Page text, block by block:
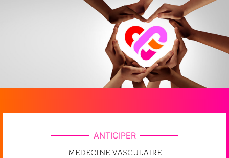
ANTICIPER
MEDECINE VASCULAIRE